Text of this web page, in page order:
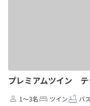
プレミアムツイン
1～3名 ツイン バス